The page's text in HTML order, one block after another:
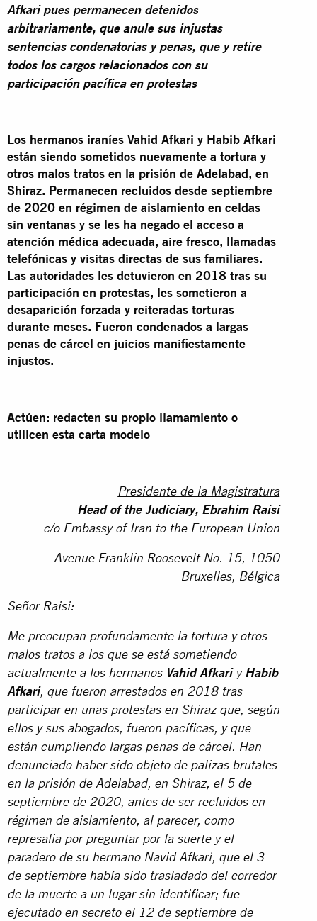
Afkari pues permanecen detenidos
arbitrariamente, que anule sus injustas
sentencias condenatorias y penas, que y retire
todos los cargos relacionados con su
participación pacífica en protestas
Los hermanos iraníes Vahid Afkari y Habib Afkari
están siendo sometidos nuevamente a tortura y
otros malos tratos en la prisión de Adelabad, en
Shiraz. Permanecen recluidos desde septiembre
de 2020 en régimen de aislamiento en celdas
sin ventanas y se les ha negado el acceso a
atención médica adecuada, aire fresco, llamadas
telefónicas y visitas directas de sus familiares.
Las autoridades les detuvieron en 2018 tras su
participación en protestas, les sometieron a
desaparición forzada y reiteradas torturas
durante meses. Fueron condenados a largas
penas de cárcel en juicios manifiestamente
injustos.
Actúen: redacten su propio llamamiento o
utilicen esta carta modelo
Presidente de la Magistratura
Head of the Judiciary, Ebrahim Raisi
c/o Embassy of Iran to the European Union
Avenue Franklin Roosevelt No. 15, 1050
Bruxelles, Bélgica
Señor Raisi:
Me preocupan profundamente la tortura y otros
malos tratos a los que se está sometiendo
actualmente a los hermanos Vahid Afkariy Habib
Afkari, que fueron arrestados en 2018 tras
participar en unas protestas en Shiraz que, según
ellos y sus abogados, fueron pacíficas, y que
están cumpliendo largas penas de cárcel. Han
denunciado haber sido objeto de palizas brutales
en la prisión de Adelabad, en Shiraz, el 5 de
septiembre de 2020, antes de ser recluidos en
régimen de aislamiento, al parecer, como
represalia por preguntar por la suerte y el
paradero de su hermano Navid Afkari, que el 3
de septiembre había sido trasladado del corredor
de la muerte a un lugar sin identificar; fue
ejecutado en secreto el 12 de septiembre de